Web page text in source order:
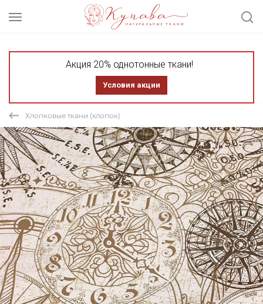
Акция 20% однотонные ткани!
Условия акции
Хлопковые ткани (хлопок)